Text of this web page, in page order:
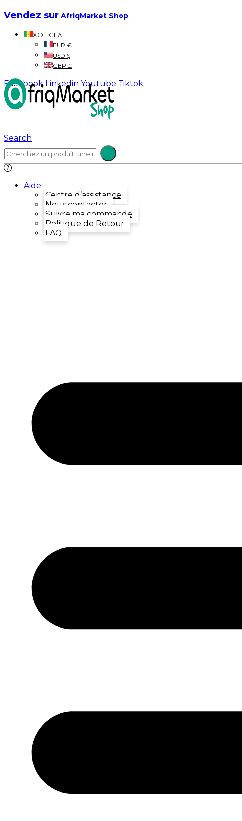
Vendez sur AfriqMarket Shop
XOF CFA
EUR €
USD $
GBP £
Facebook Linkedin Youtube Tiktok
Search
Aide
Centre d’assistance
Nous contacter
Suivre ma commande
Politique de Retour
FAQ